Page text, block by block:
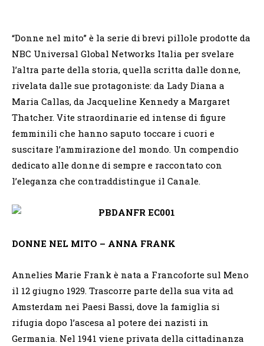
“Donne nel mito” è la serie di brevi pillole prodotte da
NBC Universal Global Networks Italia per svelare
l’altra parte della storia, quella scritta dalle donne,
rivelata dalle sue protagoniste: da Lady Diana a
Maria Callas, da Jacqueline Kennedy a Margaret
Thatcher. Vite straordinarie ed intense di figure
femminili che hanno saputo toccare i cuori e
suscitare l’ammirazione del mondo. Un compendio
dedicato alle donne di sempre e raccontato con
l’eleganza che contraddistingue il Canale.
DONNE NEL MITO – ANNA FRANK
Annelies Marie Frank è nata a Francoforte sul Meno
il 12 giugno 1929. Trascorre parte della sua vita ad
Amsterdam nei Paesi Bassi, dove la famiglia si
rifugia dopo l’ascesa al potere dei nazisti in
Germania. Nel 1941 viene privata della cittadinanza